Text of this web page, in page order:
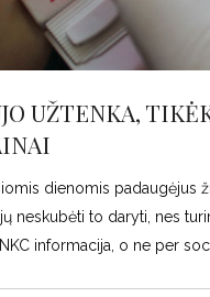
UŽTENKA,
dienomis padaugėjus
neskubėti to daryti, nes
informacija, o ne per